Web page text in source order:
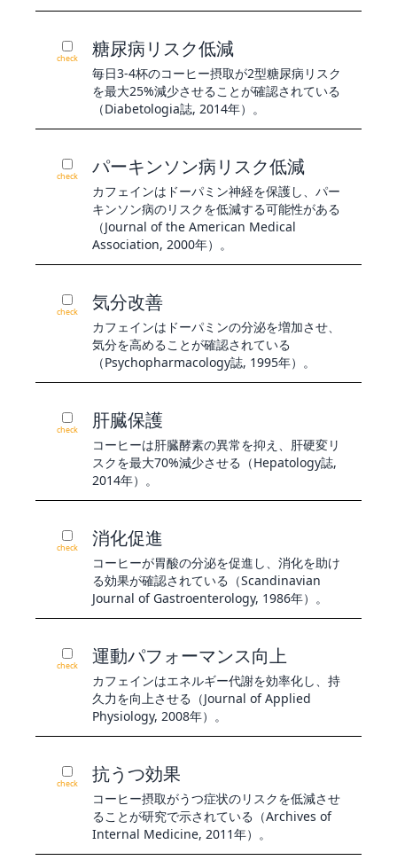
check 糖尿病リスク低減
毎日3-4杯のコーヒー摂取が2型糖尿病リスク
を最大25%減少させることが確認されている
（Diabetologia誌, 2014年）。
check パーキンソン病リスク低減
カフェインはドーパミン神経を保護し、パー
キンソン病のリスクを低減する可能性がある
（Journal of the American Medical
Association, 2000年）。
check 気分改善
カフェインはドーパミンの分泌を増加させ、
気分を高めることが確認されている
（Psychopharmacology誌, 1995年）。
check 肝臓保護
コーヒーは肝臓酵素の異常を抑え、肝硬変リ
スクを最大70%減少させる（Hepatology誌,
2014年）。
check 消化促進
コーヒーが胃酸の分泌を促進し、消化を助け
る効果が確認されている（Scandinavian
Journal of Gastroenterology, 1986年）。
check 運動パフォーマンス向上
カフェインはエネルギー代謝を効率化し、持
久力を向上させる（Journal of Applied
Physiology, 2008年）。
check 抗うつ効果
コーヒー摂取がうつ症状のリスクを低減させ
ることが研究で示されている（Archives of
Internal Medicine, 2011年）。